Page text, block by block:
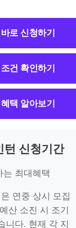
로 신청하기
건 확인하기
택 알아보기
턴 신청기간
는 최대혜택
연중 상시 모집
산 소진 시 조기
니다. 현재 각 지